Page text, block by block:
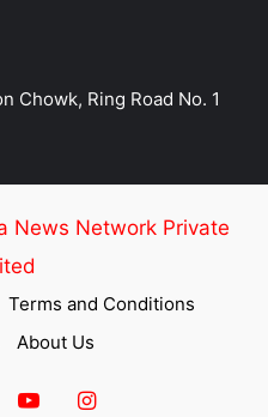
Chowk, Ring Road No. 1
News Network Private
Terms and Conditions
About Us
YouTubeInstagram